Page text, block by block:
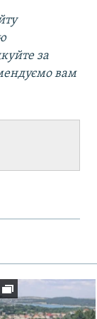
за
вам